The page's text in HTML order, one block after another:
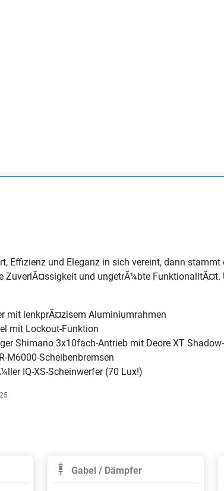
Effizienz und Eleganz in sich vereint, dann
ZuverlÃ¤ssigkeit und ungetrÃ¼bte
mit lenkprÃ¤zisem Aluminiumrahmen
mit Lockout-Funktion
Shimano 3x10fach-Antrieb mit Deore XT
M6000-Scheibenbremsen
IQ-XS-Scheinwerfer (70 Lux!)
Gabel / Dämpfer